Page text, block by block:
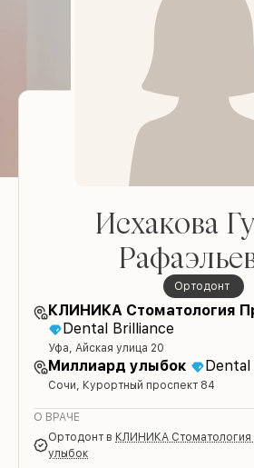
Исхакова
Ортодонт
КЛИНИКА Стоматология
Dental Brilliance
Уфа, Айская улица 20
Миллиард улыбок
Сочи, Курортный проспект 84
О ВРАЧЕ
Ортодонт в КЛИНИКА
улыбок